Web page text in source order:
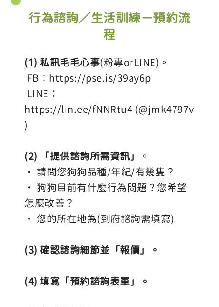
行為諮詢／生活訓練－預約流
程
(1) 私訊毛毛心事(粉專orLINE)。
FB： https://pse.is/39ay6p
LINE：
https://lin.ee/fNNRtu4 (@jmk4797v
)
(2) 「提供諮詢所需資訊」
。
• 請問您狗狗品種/年紀/有幾隻？
• 狗狗目前有什麼行為問題？您希望
怎麼改善？
• 您的所在地為(到府諮詢需填寫)
(3) 確認諮詢細節並「報價」。
(4) 填寫「預約諮詢表單」。